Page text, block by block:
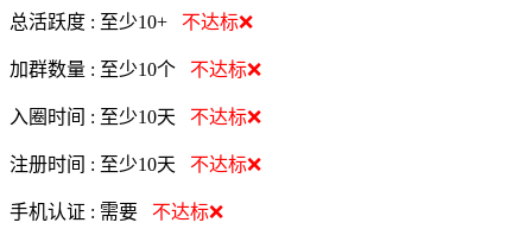
总活跃度 : 至少10+ 不达标❌
加群数量 : 至少10个 不达标❌
入圈时间 : 至少10天 不达标❌
注册时间 : 至少10天 不达标❌
手机认证 : 需要 不达标❌